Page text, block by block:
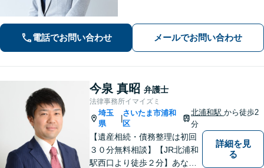
いたしますので、お気軽にご相談くだ
さい。【電話相談可】【休日・夜間対
電話でお問い合わせ メールでお問い合わせ
今泉 真昭 弁護士
法律事務所イマイズミ
埼玉
県
|
さいたま市浦和
区
北浦和駅から徒歩2
分
【遺産相続・債務整理は初回
３０分無料相談】【JR北浦和
駅西口より徒歩２分】あなた
詳細を見
る